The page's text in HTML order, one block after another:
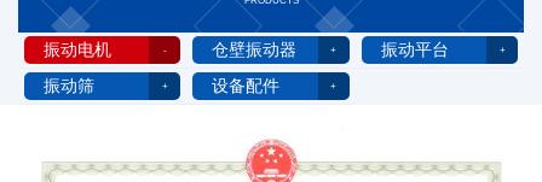
振动电机 仓壁振动器
振动平台
振动筛
设备配件